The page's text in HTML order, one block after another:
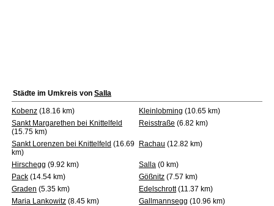
Städte im Umkreis von Salla
Kobenz (18.16 km) Kleinlobming (10.65 km)
Sankt Margarethen bei Knittelfeld
(15.75 km)
Reisstraße (6.82 km)
Sankt Lorenzen bei Knittelfeld (16.69
km)
Rachau (12.82 km)
Hirschegg (9.92 km) Salla (0 km)
Pack (14.54 km) Gößnitz (7.57 km)
Graden (5.35 km) Edelschrott(11.37 km)
Maria Lankowitz (8.45 km) Gallmannsegg (10.96 km)